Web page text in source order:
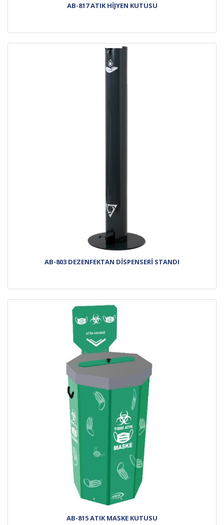
AB-817 ATIK HİJYEN KUTUSU
AB-803 DEZENFEKTAN DİSPENSERİ STANDI
AB-815 ATIK MASKE KUTUSU